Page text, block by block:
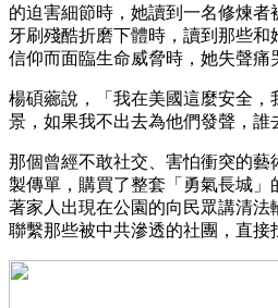
的迫害細節時，她讀到一名修煉
牙刷殘酷折磨下體時，讀到那些和
信仰而面臨生命威脅時，她失聲痛
楊碩薌說，「我在美國這麼安全，
景，如果我不出去為他們發聲，誰
那個曾經不敢社交、害怕衝突的藝
製傳單，購買了整套「勇氣長城
著家人出現在公園的向民眾講清法
聯繫那些被中共滲透的社團，直接